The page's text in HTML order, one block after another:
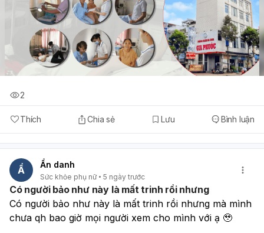
Thích Chia sẻ Lưu Bình luận
2
Ẩ Ẩn danh
Sức khỏe phụ nữ 5 ngày trước
Có người bảo như này là mất trinh rồi nhưng
Có người bảo như này là mất trinh rồi nhưng mà mình
chưa qh bao giờ mọi người xem cho mình với ạ 🥹